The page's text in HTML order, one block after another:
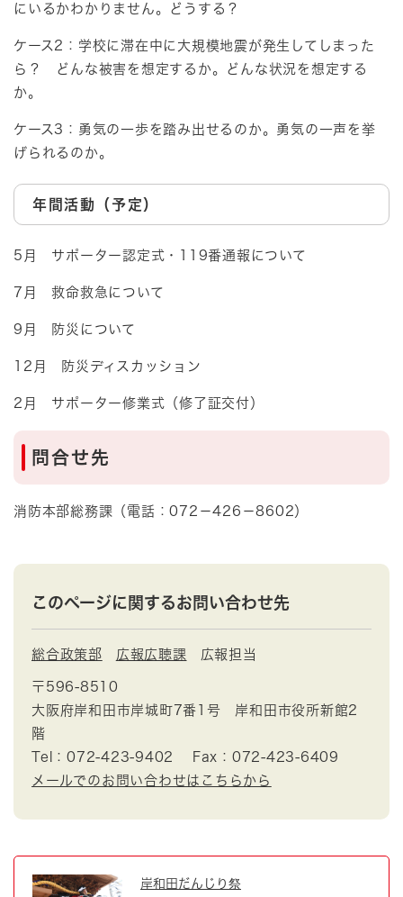
にいるかわかりません。どうする？
ケース2：学校に滞在中に大規模地震が発生してしまった
ら？ どんな被害を想定するか。どんな状況を想定する
か。
ケース3：勇気の一歩を踏み出せるのか。勇気の一声を挙
げられるのか。
年間活動（予定）
5月 サポーター認定式・119番通報について
7月 救命救急について
9月 防災について
12月 防災ディスカッション
2月 サポーター修業式（修了証交付）
問合せ先
消防本部総務課（電話：072－426－8602）
このページに関するお問い合わせ先
総合政策部 広報広聴課 広報担当
〒596-8510
大阪府岸和田市岸城町7番1号 岸和田市役所新館2
階
Tel：072-423-9402
Fax：072-423-6409
メールでのお問い合わせはこちらから
岸和田だんじり祭